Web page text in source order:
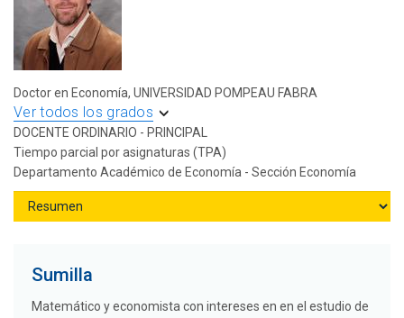
Doctor en Economía, UNIVERSIDAD POMPEAU FABRA
Ver todos los grados
DOCENTE ORDINARIO - PRINCIPAL
Tiempo parcial por asignaturas (TPA)
Departamento Académico de Economía - Sección Economía
Sumilla
Matemático y economista con intereses en en el estudio de